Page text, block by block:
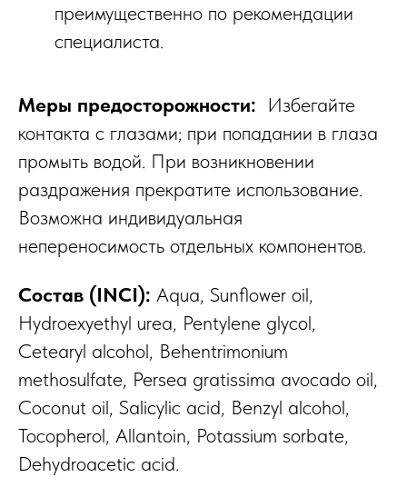
преимущественно по рекомендации
специалиста.
Меры предосторожности: Избегайте
контакта с глазами; при попадании в глаза
промыть водой. При возникновении
раздражения прекратите использование.
Возможна индивидуальная
непереносимость отдельных компонентов.
Состав (INCI): Aqua, Sunflower oil,
Hydroexyethyl urea, Pentylene glycol,
Cetearyl alcohol, Behentrimonium
methosulfate, Persea gratissima avocado oil,
Coconut oil, Salicylic acid, Benzyl alcohol,
Tocopherol, Allantoin, Potassium sorbate,
Dehydroacetic acid.